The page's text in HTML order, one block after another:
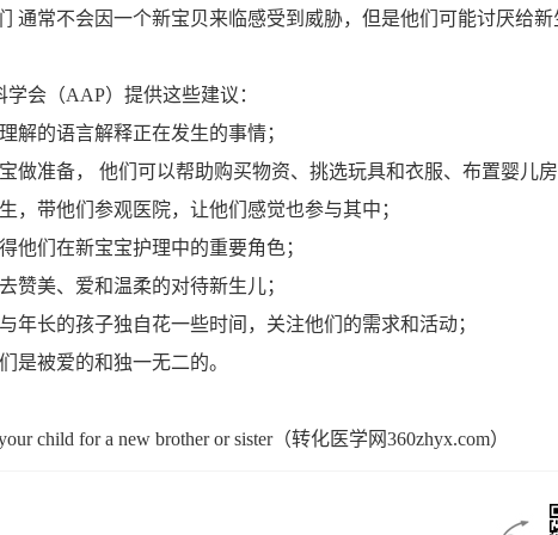
常不会因一个新宝贝来临感受到威胁，但是他们可能讨厌给新
会（AAP）提供这些建议：
的语言解释正在发生的事情；
准备， 他们可以帮助购买物资、挑选玩具和衣服、布置婴儿房
带他们参观医院，让他们感觉也参与其中；
们在新宝宝护理中的重要角色；
美、爱和温柔的对待新生儿；
长的孩子独自花一些时间，关注他们的需求和活动；
被爱的和独一无二的。
child for a new brother or sister（转化医学网360zhyx.com）